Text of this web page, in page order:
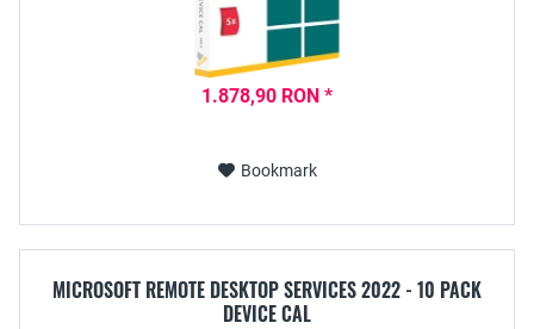
1.878,90 RON *
Bookmark
MICROSOFT REMOTE DESKTOP SERVICES 2022 - 10 PACK
DEVICE CAL